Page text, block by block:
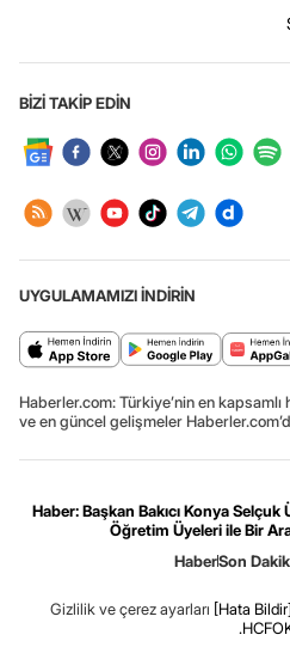
BİZİ TAKİP EDİN
UYGULAMAMIZI İNDİRİN
Haberler.com: Türkiye’nin en
ve en güncel gelişmeler
Haber: Başkan Bakıcı Konya
Öğretim Üyeleri ile Bir
HaberSon
Gizlilik ve çerez ayarları [Hata Bildir]